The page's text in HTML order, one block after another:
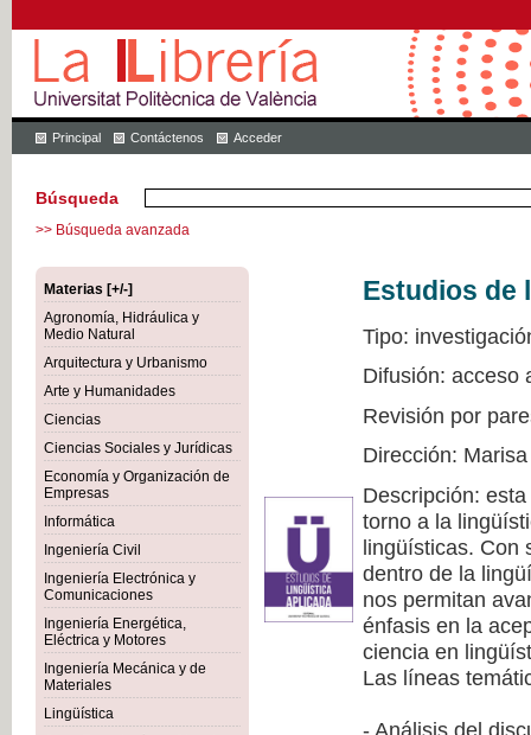
Principal Contáctenos Acceder
Búsqueda
>> Búsqueda avanzada
Materias [+/-]
Agronomía, Hidráulica y
Medio Natural
Arquitectura y Urbanismo
Arte y Humanidades
Ciencias
Ciencias Sociales y Jurídicas
Economía y Organización de
Empresas
Informática
Ingeniería Civil
Ingeniería Electrónica y
Comunicaciones
Ingeniería Energética,
Eléctrica y Motores
Ingeniería Mecánica y de
Materiales
Lingüística
Estudios de
Tipo:
Difusión: acceso
Revisión por
Dirección:
Descripción:
torno a la
lingüísticas. Con
dentro de la
nos permitan
énfasis en la
ciencia en
Las líneas
- Análisis del